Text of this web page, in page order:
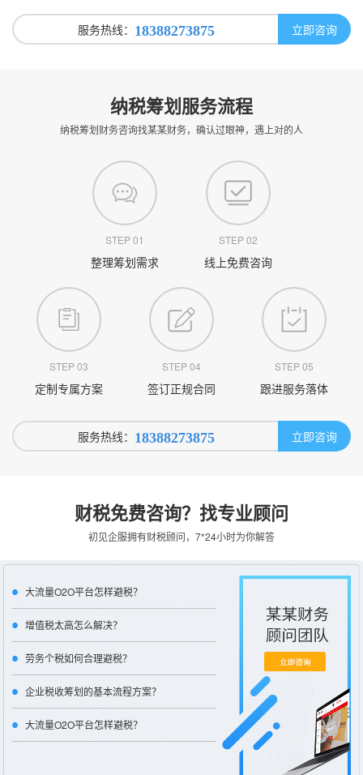
立即咨询
服务热线： 18388273875
纳税筹划服务流程
纳税筹划财务咨询找某某财务，确认过眼神，遇上对的人
STEP 01
整理筹划需求
STEP 02
线上免费咨询
STEP 03
定制专属方案
STEP 04
签订正规合同
STEP 05
跟进服务落体
立即咨询
服务热线： 18388273875
财税免费咨询？找专业顾问
初见企服拥有财税顾问，7*24小时为你解答
大流量O2O平台怎样避税？
增值税太高怎么解决？
劳务个税如何合理避税？
企业税收筹划的基本流程方案？
大流量O2O平台怎样避税？